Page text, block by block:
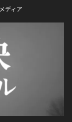
ディア